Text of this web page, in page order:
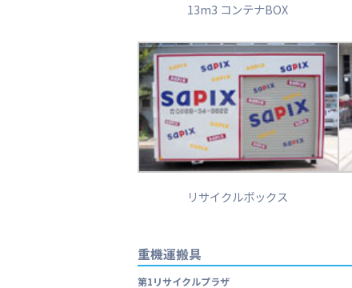
13m3 コンテナBOX
リサイクルボックス
重機運搬具
第1リサイクルプラザ